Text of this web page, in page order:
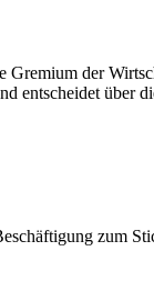
Gremium der
entscheidet über
zum